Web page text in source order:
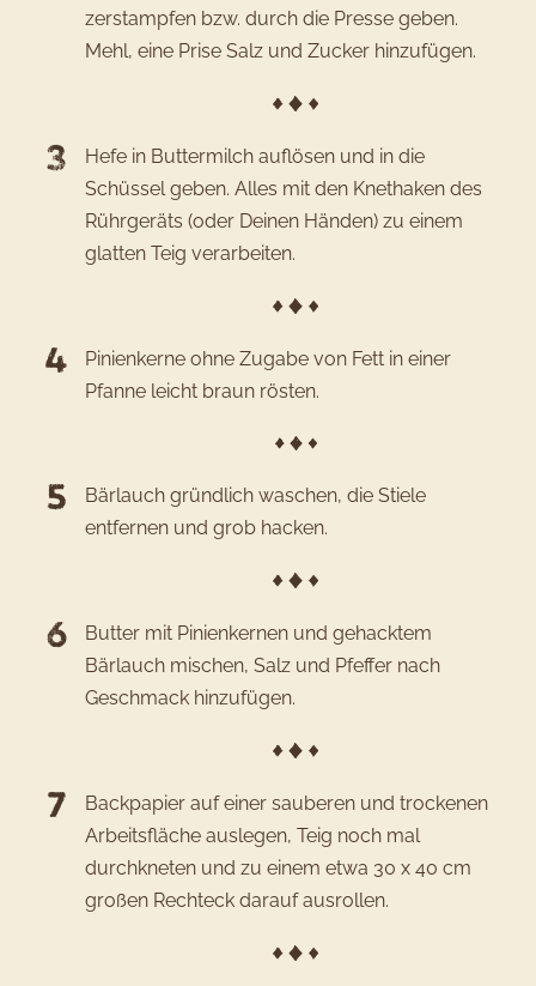
zerstampfen bzw. durch die Presse geben.
Mehl, eine Prise Salz und Zucker hinzufügen.
Hefe in Buttermilch auflösen und in die
Schüssel geben. Alles mit den Knethaken des
Rührgeräts (oder Deinen Händen) zu einem
glatten Teig verarbeiten.
Pinienkerne ohne Zugabe von Fett in einer
Pfanne leicht braun rösten.
Bärlauch gründlich waschen, die Stiele
entfernen und grob hacken.
Butter mit Pinienkernen und gehacktem
Bärlauch mischen, Salz und Pfeffer nach
Geschmack hinzufügen.
Backpapier auf einer sauberen und trockenen
Arbeitsfläche auslegen, Teig noch mal
durchkneten und zu einem etwa 30 x 40 cm
großen Rechteck darauf ausrollen.